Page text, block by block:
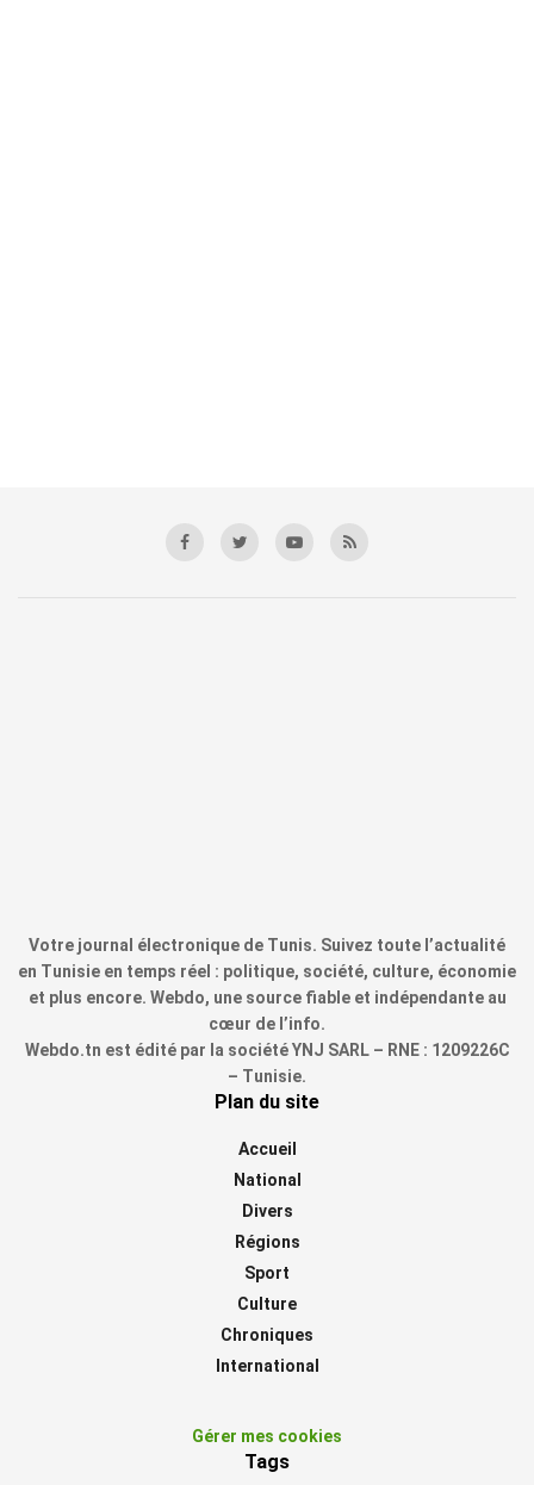
Votre journal électronique de Tunis. Suivez toute l’actualité
en Tunisie en temps réel : politique, société, culture, économie
et plus encore. Webdo, une source fiable et indépendante au
cœur de l’info.
Webdo.tn est édité par la société YNJ SARL – RNE : 1209226C
– Tunisie.
Plan du site
Accueil
National
Divers
Régions
Sport
Culture
Chroniques
International
Gérer mes cookies
Tags